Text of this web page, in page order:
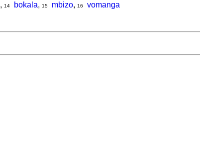
, 14 bokala, 15 mbizo, 16
vomanga